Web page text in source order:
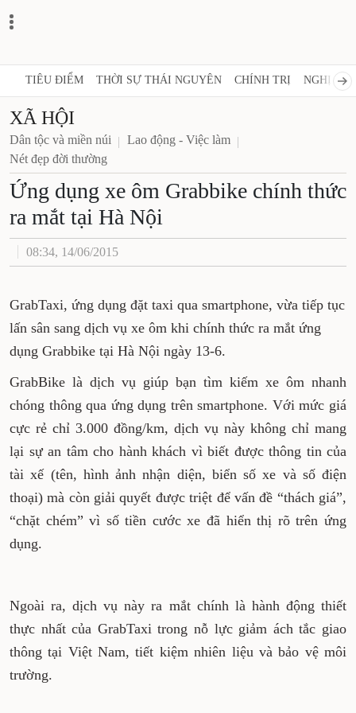
TIÊU ĐIỂM THỜI SỰ THÁI NGUYÊN CHÍNH TRỊ NGHỊ
XÃ HỘI
Dân tộc và miền núi
Lao động - Việc làm
Nét đẹp đời thường
Ứng dụng xe ôm Grabbike chính thức
ra mắt tại Hà Nội
08:34, 14/06/2015
GrabTaxi, ứng dụng đặt taxi qua smartphone, vừa tiếp tục
lấn sân sang dịch vụ xe ôm khi chính thức ra mắt ứng
dụng Grabbike tại Hà Nội ngày 13-6.
GrabBike là dịch vụ giúp bạn tìm kiếm xe ôm nhanh
chóng thông qua ứng dụng trên smartphone. Với mức giá
cực rẻ chỉ 3.000 đồng/km, dịch vụ này không chỉ mang
lại sự an tâm cho hành khách vì biết được thông tin của
tài xế (tên, hình ảnh nhận diện, biển số xe và số điện
thoại) mà còn giải quyết được triệt để vấn đề “thách giá”,
“chặt chém” vì số tiền cước xe đã hiển thị rõ trên ứng
dụng.
Ngoài ra, dịch vụ này ra mắt chính là hành động thiết
thực nhất của GrabTaxi trong nỗ lực giảm ách tắc giao
thông tại Việt Nam, tiết kiệm nhiên liệu và bảo vệ môi
trường.